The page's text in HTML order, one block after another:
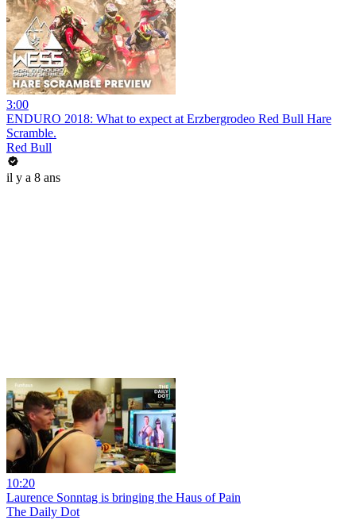
3:00
ENDURO 2018: What to expect at Erzbergrodeo Red Bull Hare
Scramble.
Red Bull
il y a 8 ans
10:20
Laurence Sonntag is bringing the Haus of Pain
The Daily Dot